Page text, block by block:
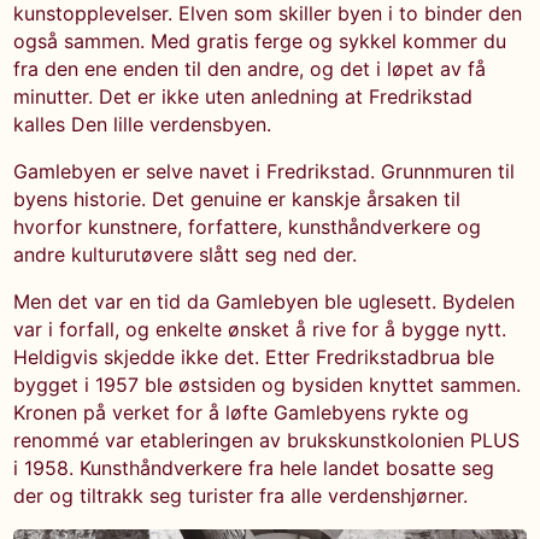
kunstopplevelser. Elven som skiller byen i to binder den
også sammen. Med gratis ferge og sykkel kommer du
fra den ene enden til den andre, og det i løpet av få
minutter. Det er ikke uten anledning at Fredrikstad
kalles Den lille verdensbyen.
Gamlebyen er selve navet i Fredrikstad. Grunnmuren til
byens historie. Det genuine er kanskje årsaken til
hvorfor kunstnere, forfattere, kunsthåndverkere og
andre kulturutøvere slått seg ned der.
Men det var en tid da Gamlebyen ble uglesett. Bydelen
var i forfall, og enkelte ønsket å rive for å bygge nytt.
Heldigvis skjedde ikke det. Etter Fredrikstadbrua ble
bygget i 1957 ble østsiden og bysiden knyttet sammen.
Kronen på verket for å løfte Gamlebyens rykte og
renommé var etableringen av brukskunstkolonien PLUS
i 1958. Kunsthåndverkere fra hele landet bosatte seg
der og tiltrakk seg turister fra alle verdenshjørner.